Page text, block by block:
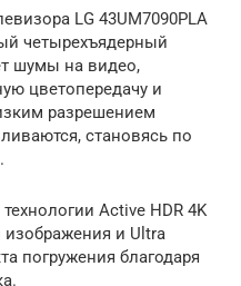
LG 43UM7090PLA
четырехъядерный
шумы на видео,
цветопередачу и
разрешением
становясь по
Active HDR 4K
и Ultra
погружения благодаря